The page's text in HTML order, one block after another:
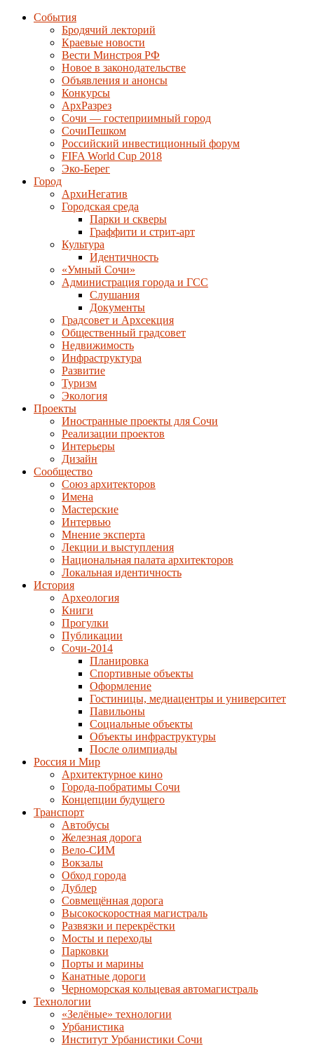
События
Бродячий лекторий
Краевые новости
Вести Минстроя РФ
Новое в законодательстве
Объявления и анонсы
Конкурсы
АрхРазрез
Сочи — гостеприимный город
СочиПешком
Российский инвестиционный форум
FIFA World Cup 2018
Эко-Берег
Город
АрхиНегатив
Городская среда
Парки и скверы
Граффити и стрит-арт
Культура
Идентичность
«Умный Сочи»
Администрация города и ГСС
Слушания
Документы
Градсовет и Архсекция
Общественный градсовет
Недвижимость
Инфраструктура
Развитие
Туризм
Экология
Проекты
Иностранные проекты для Сочи
Реализации проектов
Интерьеры
Дизайн
Сообщество
Союз архитекторов
Имена
Мастерские
Интервью
Мнение эксперта
Лекции и выступления
Национальная палата архитекторов
Локальная идентичность
История
Археология
Книги
Прогулки
Публикации
Сочи-2014
Планировка
Спортивные объекты
Оформление
Гостиницы, медиацентры и университет
Павильоны
Социальные объекты
Объекты инфраструктуры
После олимпиады
Россия и Мир
Архитектурное кино
Города-побратимы Сочи
Концепции будущего
Транспорт
Автобусы
Железная дорога
Вело-СИМ
Вокзалы
Обход города
Дублер
Совмещённая дорога
Высокоскоростная магистраль
Развязки и перекрёстки
Мосты и переходы
Парковки
Порты и марины
Канатные дороги
Черноморская кольцевая автомагистраль
Технологии
«Зелёные» технологии
Урбанистика
Институт Урбанистики Сочи